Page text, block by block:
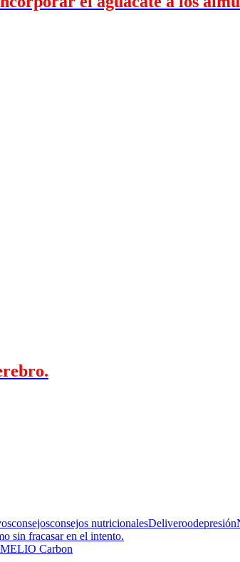
consejosconsejos nutricionalesDeliveroodepresión
sin fracasar en el intento.
Carbon